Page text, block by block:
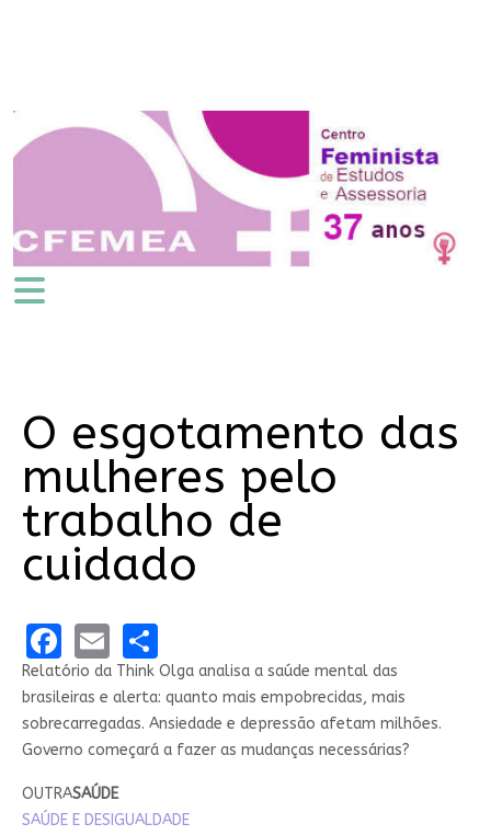
O esgotamento das
mulheres pelo
trabalho de
cuidado
Facebook
EmailShare
Relatório da Think Olga analisa a saúde mental das
brasileiras e alerta: quanto mais empobrecidas, mais
sobrecarregadas. Ansiedade e depressão afetam milhões.
Governo começará a fazer as mudanças necessárias?
OUTRASAÚDE
SAÚDE E DESIGUALDADE